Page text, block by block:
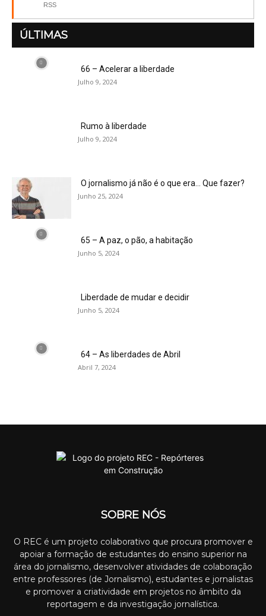
RSS
ÚLTIMAS
66 – Acelerar a liberdade
Julho 9, 2024
Rumo à liberdade
Julho 9, 2024
O jornalismo já não é o que era… Que fazer?
Junho 25, 2024
65 – A paz, o pão, a habitação
Junho 5, 2024
Liberdade de mudar e decidir
Junho 5, 2024
64 – As liberdades de Abril
Abril 7, 2024
SOBRE NÓS
O REC é um projeto colaborativo que procura promover e
apoiar a formação de estudantes do ensino superior na
área do jornalismo, desenvolver atividades de colaboração
entre professores (de Jornalismo), estudantes e jornalistas
e promover a criatividade em projetos no âmbito da
reportagem e da investigação jornalística.